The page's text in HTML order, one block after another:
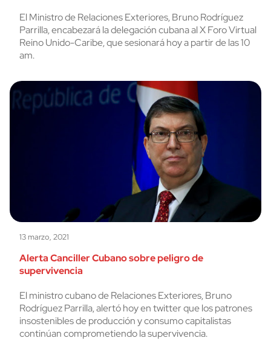
El Ministro de Relaciones Exteriores, Bruno Rodríguez
Parrilla, encabezará la delegación cubana al X Foro Virtual
Reino Unido-Caribe, que sesionará hoy a partir de las 10
am.
13 marzo, 2021
Alerta Canciller Cubano sobre peligro de
supervivencia
El ministro cubano de Relaciones Exteriores, Bruno
Rodríguez Parrilla, alertó hoy en twitter que los patrones
insostenibles de producción y consumo capitalistas
continúan comprometiendo la supervivencia.